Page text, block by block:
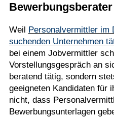
Bewerbungsberater
Weil Personalvermittler im
suchenden Unternehmen
bei einem Jobvermittler
Vorstellungsgespräch an
beratend tätig, sondern
geeigneten Kandidaten für
nicht, dass
Bewerbungsunterlagen